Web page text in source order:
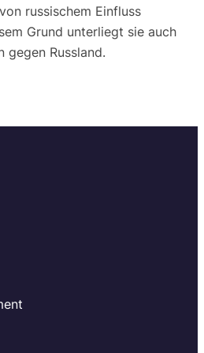
russischem Einfluss
Grund unterliegt sie auch
gegen Russland.